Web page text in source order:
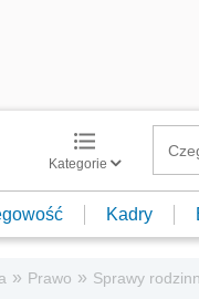
Kategorie
Kadry
» Prawo » Sprawy